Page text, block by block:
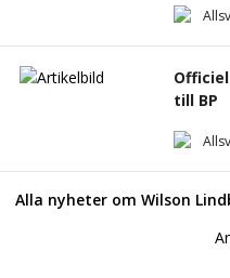
till BP
Alla nyheter om Wilson